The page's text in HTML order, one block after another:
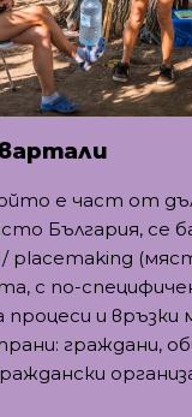
е част от
България, се
/ placemaking
с по-
процеси и връзки
граждани,